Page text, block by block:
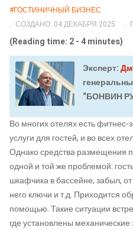
#ГОСТИНИЧНЫЙ БИЗНЕС
СОЗДАНО: 04 ДЕКАБРЯ 2025
(Reading time: 2 - 4 minutes)
Эксперт:
“БОНВИН
Во многих отелях есть
услуги для гостей, и во всех
Однако средства размещения
одной и той же проблемой:
шкафчика в бассейне, забыл,
него ключи и т.д. Приходится
помощью. Такие ситуации
где установлены